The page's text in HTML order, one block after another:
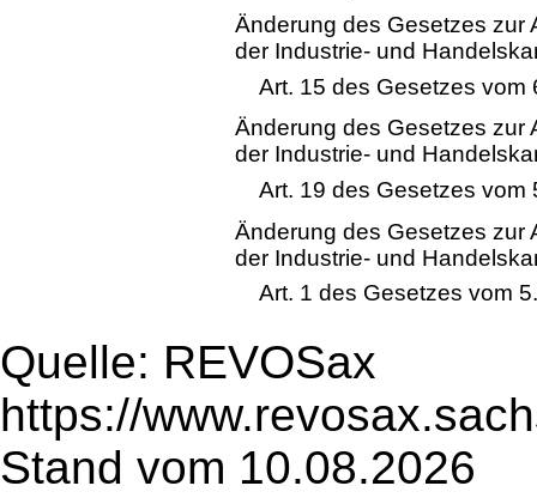
Änderung des Gesetzes zur
der Industrie- und
Art. 15 des Gesetzes vom
Änderung des Gesetzes zur
der Industrie- und
Art. 19 des Gesetzes vom
Änderung des Gesetzes zur
der Industrie- und
Art. 1 des Gesetzes vom
Quelle: REVOSax
https://
Stand vom 10.08.2026